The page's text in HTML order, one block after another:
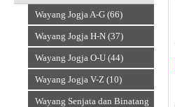
Wayang Jogja A-G (66)
Wayang Jogja H-N (37)
Wayang Jogja O-U (44)
Wayang Jogja V-Z (10)
Wayang Senjata dan Binatang